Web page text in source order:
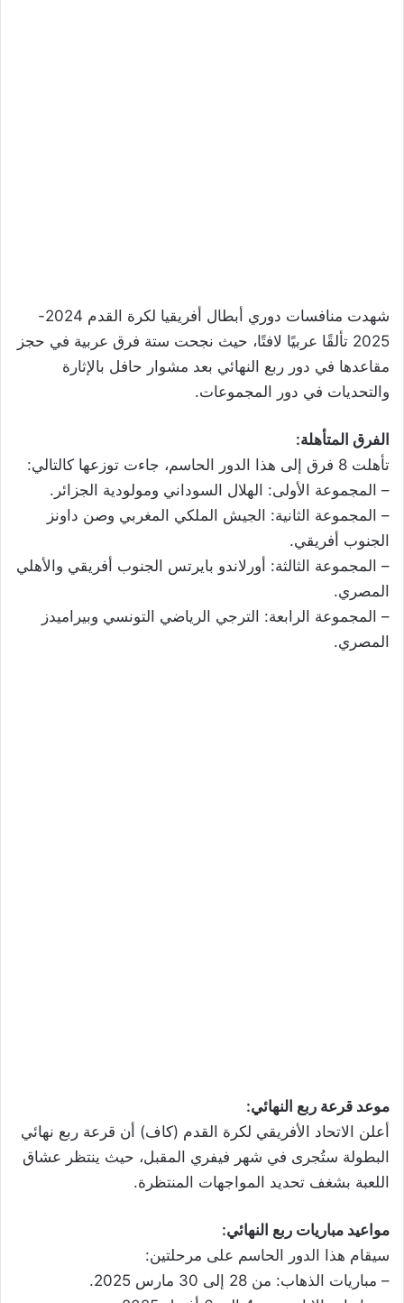
شهدت منافسات دوري أبطال أفريقيا لكرة القدم 2024-
2025 تألقًا عربيًا لافتًا، حيث نجحت ستة فرق عربية في حجز
مقاعدها في دور ربع النهائي بعد مشوار حافل بالإثارة
والتحديات في دور المجموعات.
الفرق المتأهلة:
تأهلت 8 فرق إلى هذا الدور الحاسم، جاءت توزعها كالتالي:
– المجموعة الأولى: الهلال السوداني ومولودية الجزائر.
– المجموعة الثانية: الجيش الملكي المغربي وصن داونز
الجنوب أفريقي.
– المجموعة الثالثة: أورلاندو بايرتس الجنوب أفريقي والأهلي
المصري.
– المجموعة الرابعة: الترجي الرياضي التونسي وبيراميدز
المصري.
موعد قرعة ربع النهائي:
أعلن الاتحاد الأفريقي لكرة القدم (كاف) أن قرعة ربع نهائي
البطولة ستُجرى في شهر فيفري المقبل، حيث ينتظر عشاق
اللعبة بشغف تحديد المواجهات المنتظرة.
مواعيد مباريات ربع النهائي:
سيقام هذا الدور الحاسم على مرحلتين:
– مباريات الذهاب: من 28 إلى 30 مارس 2025.